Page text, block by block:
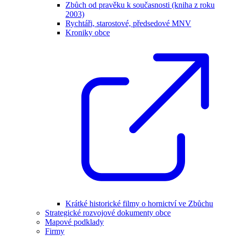
Zbůch od pravěku k současnosti (kniha z roku
2003)
Rychtáři, starostové, předsedové MNV
Kroniky obce
Krátké historické filmy o hornictví ve Zbůchu
Strategické rozvojové dokumenty obce
Mapové podklady
Firmy